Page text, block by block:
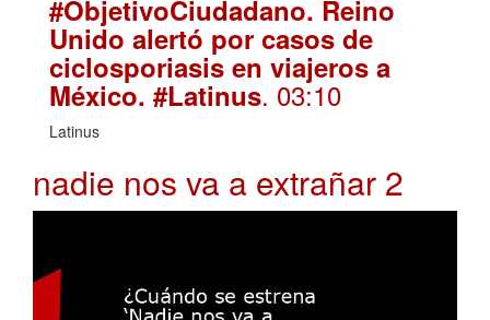
#ObjetivoCiudadano. Reino
Unido alertó por casos de
ciclosporiasis en viajeros a
México. #Latinus. 03:10
Latinus
nadie nos va a extrañar 2